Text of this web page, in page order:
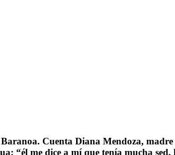
Cuenta Diana Mendoza, madre
“él me dice a mí que tenía mucha